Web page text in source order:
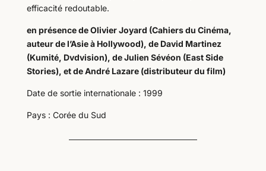
efficacité redoutable.
en présence de Olivier Joyard (Cahiers du Cinéma,
auteur de l’Asie à Hollywood), de David Martinez
(Kumité, Dvdvision), de Julien Sévéon (East Side
Stories), et de André Lazare (distributeur du film)
Date de sortie internationale : 1999
Pays : Corée du Sud